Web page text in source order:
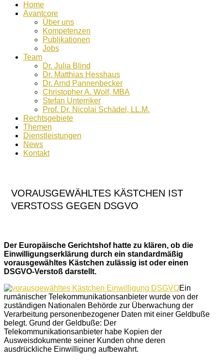
Home
Avantcore
Über uns
Kompetenzen
Publikationen
Jobs
Team
Dr. Julia Blind
Dr. Matthias Hesshaus
Dr. Arnd Pannenbecker
Christopher A. Wolf, MBA
Stefan Unterriker
Prof. Dr. Nicolai Schädel, LL.M.
Rechtsgebiete
Themen
Dienstleistungen
News
Kontakt
VORAUSGEWÄHLTES KÄSTCHEN IST
VERSTOSS GEGEN DSGVO
Der Europäische Gerichtshof hatte zu klären, ob die
Einwilligungserklärung durch ein standardmäßig
vorausgewähltes Kästchen zulässig ist oder einen
DSGVO-Verstoß darstellt.
Ein
rumänischer Telekommunikationsanbieter wurde von der
zuständigen Nationalen Behörde zur Überwachung der
Verarbeitung personenbezogener Daten mit einer Geldbuße
belegt. Grund der Geldbuße: Der
Telekommunikationsanbieter habe Kopien der
Ausweisdokumente seiner Kunden ohne deren
ausdrückliche Einwilligung aufbewahrt.